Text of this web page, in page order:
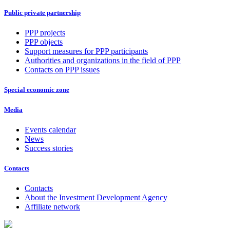
Public private partnership
PPP projects
PPP objects
Support measures for PPP participants
Authorities and organizations in the field of PPP
Contacts on PPP issues
Special economic zone
Media
Events calendar
News
Success stories
Contacts
Contacts
About the Investment Development Agency
Affiliate network